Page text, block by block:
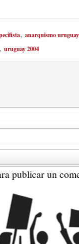
, anarquismo uruguay
, uruguay 2004
publicar un